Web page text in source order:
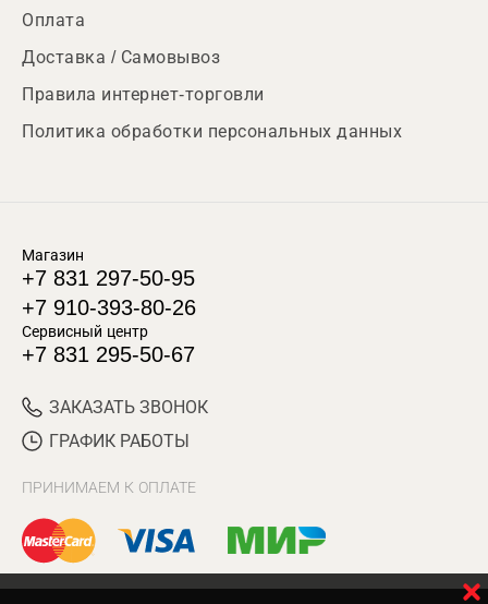
Оплата
Доставка / Самовывоз
Правила интернет-торговли
Политика обработки персональных данных
Магазин
+7 831 297-50-95
+7 910-393-80-26
Сервисный центр
+7 831 295-50-67
ЗАКАЗАТЬ ЗВОНОК
ГРАФИК РАБОТЫ
ПРИНИМАЕМ К ОПЛАТЕ